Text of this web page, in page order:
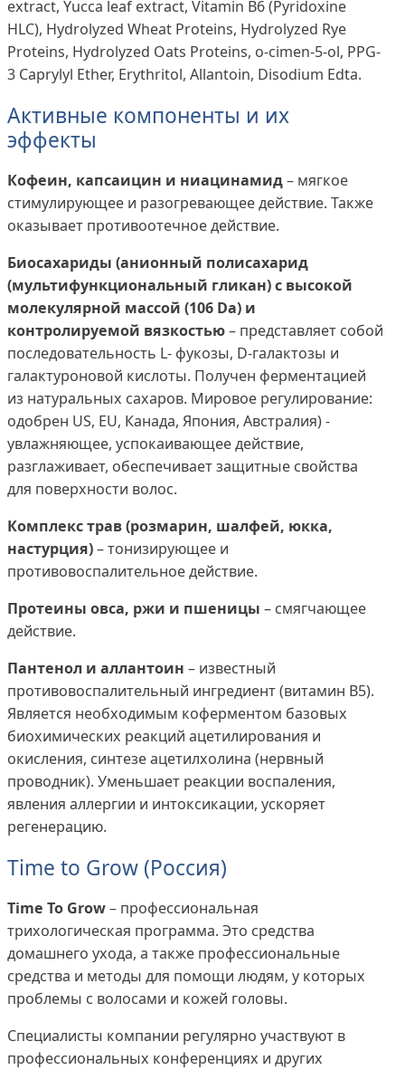
extract, Yucca leaf extract, Vitamin B6 (Pyridoxine
HLC), Hydrolyzed Wheat Proteins, Hydrolyzed Rye
Proteins, Hydrolyzed Oats Proteins, o-cimen-5-ol, PPG-
3 Caprylyl Ether, Erythritol, Allantoin, Disodium Edta.
Активные компоненты и их
эффекты
Кофеин, капсаицин и ниацинамид– мягкое
стимулирующее и разогревающее действие. Также
оказывает противоотечное действие.
Биосахариды (анионный полисахарид
(мультифункциональный гликан) с высокой
молекулярной массой (106 Da) и
контролируемой вязкостью– представляет собой
последовательность L- фукозы, D-галактозы и
галактуроновой кислоты. Получен ферментацией
из натуральных сахаров. Мировое регулирование:
одобрен US, EU, Канада, Япония, Австралия) -
увлажняющее, успокаивающее действие,
разглаживает, обеспечивает защитные свойства
для поверхности волос.
Комплекс трав (розмарин, шалфей, юкка,
настурция)– тонизирующее и
противовоспалительное действие.
Протеины овса, ржи и пшеницы – смягчающее
действие.
Пантенол и аллантоин – известный
противовоспалительный ингредиент (витамин В5).
Является необходимым коферментом базовых
биохимических реакций ацетилирования и
окисления, синтезе ацетилхолина (нервный
проводник). Уменьшает реакции воспаления,
явления аллергии и интоксикации, ускоряет
регенерацию.
Time to Grow (Россия)
Time To Grow– профессиональная
трихологическая программа. Это средства
домашнего ухода, а также профессиональные
средства и методы для помощи людям, у которых
проблемы с волосами и кожей головы.
Специалисты компании регулярно участвуют в
профессиональных конференциях и других